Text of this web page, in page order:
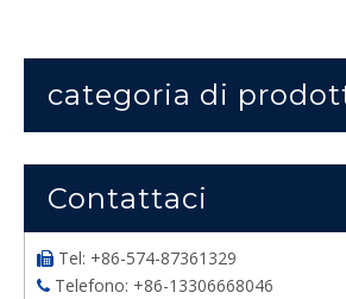
categoria di
Contattaci
 Tel: +86-574-87361329
 Telefono: +86-13306668046